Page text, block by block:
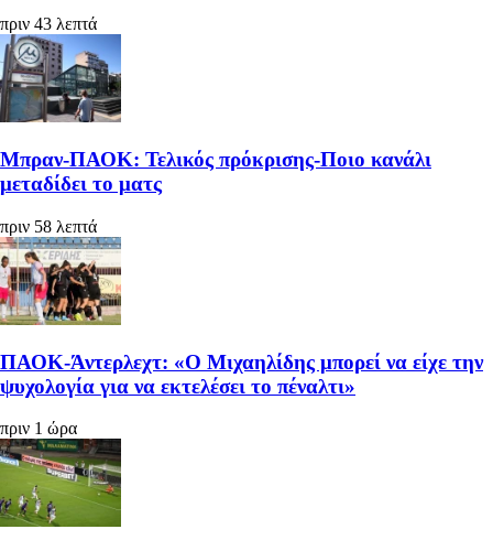
πριν 43 λεπτά
Μπραν-ΠΑΟΚ: Τελικός πρόκρισης-Ποιο κανάλι
μεταδίδει το ματς
πριν 58 λεπτά
ΠΑΟΚ-Άντερλεχτ: «Ο Μιχαηλίδης μπορεί να είχε την
ψυχολογία για να εκτελέσει το πέναλτι»
πριν 1 ώρα